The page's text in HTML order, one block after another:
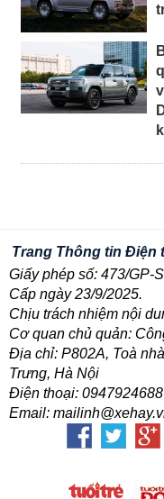
Trang Thông tin Điện
Giấy phép số: 473/GP-
Cấp ngày 23/9/2025.
Chịu trách nhiệm nội
Cơ quan chủ quản:
Địa chỉ: P802A, Toà
Trưng, Hà Nội
Điện thoại: 0947924688
Email: